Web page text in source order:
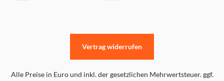
Alle Preise in Euro und inkl. der gesetzlichen Mehrwertsteuer. ggf.
Vertrag widerrufen